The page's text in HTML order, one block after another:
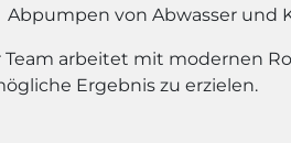
Abpumpen von Abwasser und
Team arbeitet mit modernen
Ergebnis zu erzielen.